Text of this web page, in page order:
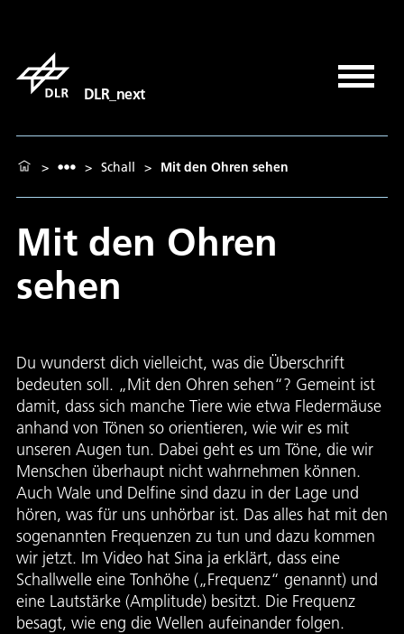
DLR_next
> > Schall > Mit den Ohren sehen
Mit den Ohren
sehen
Du wunderst dich vielleicht, was die Überschrift
bedeuten soll. „Mit den Ohren sehen“? Gemeint ist
damit, dass sich manche Tiere wie etwa Fledermäuse
anhand von Tönen so orientieren, wie wir es mit
unseren Augen tun. Dabei geht es um Töne, die wir
Menschen überhaupt nicht wahrnehmen können.
Auch Wale und Delfine sind dazu in der Lage und
hören, was für uns unhörbar ist. Das alles hat mit den
sogenannten Frequenzen zu tun und dazu kommen
wir jetzt. Im Video hat Sina ja erklärt, dass eine
Schallwelle eine Tonhöhe („Frequenz“ genannt) und
eine Lautstärke (Amplitude) besitzt. Die Frequenz
besagt, wie eng die Wellen aufeinander folgen.